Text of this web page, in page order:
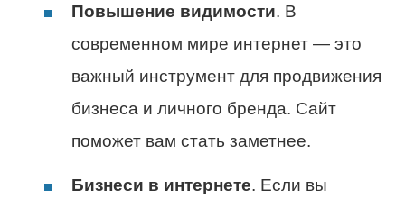
Повышение видимости. В
современном мире интернет — это
важный инструмент для продвижения
бизнеса и личного бренда. Сайт
поможет вам стать заметнее.
Бизнеси в интернете. Если вы